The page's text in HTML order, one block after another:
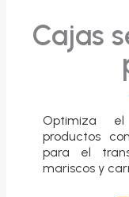
Cajas
Optimiza
productos
para el
mariscos y